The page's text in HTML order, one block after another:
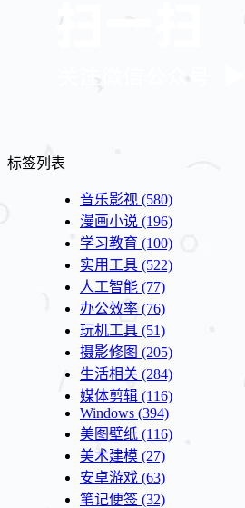
标签列表
音乐影视 (580)
漫画小说 (196)
学习教育 (100)
实用工具 (522)
人工智能 (77)
办公效率 (76)
玩机工具 (51)
摄影修图 (205)
生活相关 (284)
媒体剪辑 (116)
Windows (394)
美图壁纸 (116)
美术建模 (27)
安卓游戏 (63)
笔记便签 (32)